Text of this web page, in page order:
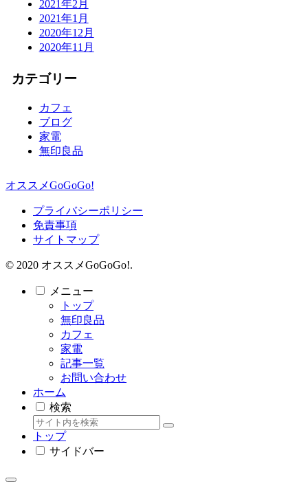
2021年2月
2021年1月
2020年12月
2020年11月
カテゴリー
カフェ
ブログ
家電
無印良品
オススメGoGoGo!
プライバシーポリシー
免責事項
サイトマップ
© 2020 オススメGoGoGo!.
メニュー
トップ
無印良品
カフェ
家電
記事一覧
お問い合わせ
ホーム
検索
トップ
サイドバー